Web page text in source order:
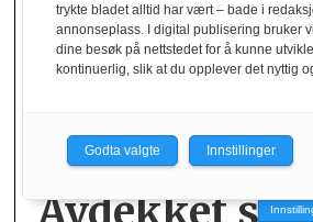
Avdekket
trykte bladet alltid har vært – bade i
annonseplass. I digital publisering bruker
dine besøk på nettstedet for å kunne
kontinuerlig, slik at du opplever det nyttig
Godta valgte Innstillinger